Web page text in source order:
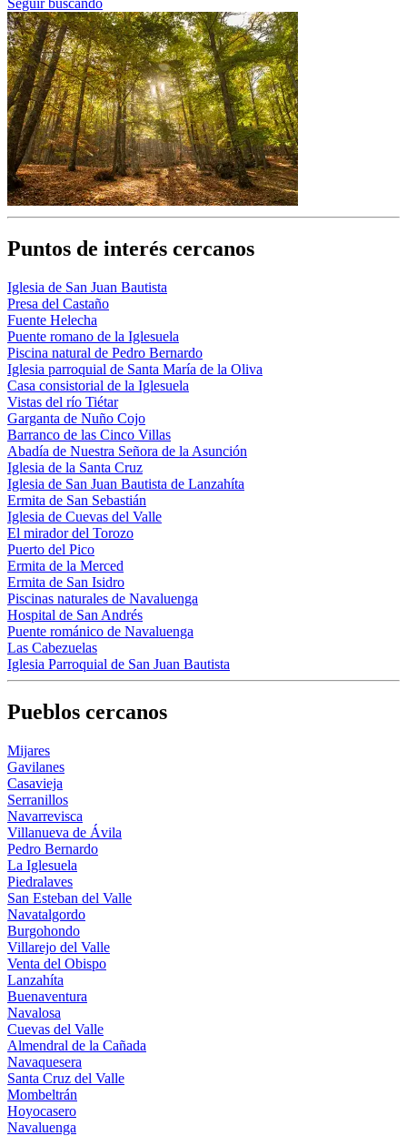
Seguir buscando
Puntos de interés cercanos
Iglesia de San Juan Bautista
Presa del Castaño
Fuente Helecha
Puente romano de la Iglesuela
Piscina natural de Pedro Bernardo
Iglesia parroquial de Santa María de la Oliva
Casa consistorial de la Iglesuela
Vistas del río Tiétar
Garganta de Nuño Cojo
Barranco de las Cinco Villas
Abadía de Nuestra Señora de la Asunción
Iglesia de la Santa Cruz
Iglesia de San Juan Bautista de Lanzahíta
Ermita de San Sebastián
Iglesia de Cuevas del Valle
El mirador del Torozo
Puerto del Pico
Ermita de la Merced
Ermita de San Isidro
Piscinas naturales de Navaluenga
Hospital de San Andrés
Puente románico de Navaluenga
Las Cabezuelas
Iglesia Parroquial de San Juan Bautista
Pueblos cercanos
Mijares
Gavilanes
Casavieja
Serranillos
Navarrevisca
Villanueva de Ávila
Pedro Bernardo
La Iglesuela
Piedralaves
San Esteban del Valle
Navatalgordo
Burgohondo
Villarejo del Valle
Venta del Obispo
Lanzahíta
Buenaventura
Navalosa
Cuevas del Valle
Almendral de la Cañada
Navaquesera
Santa Cruz del Valle
Mombeltrán
Hoyocasero
Navaluenga